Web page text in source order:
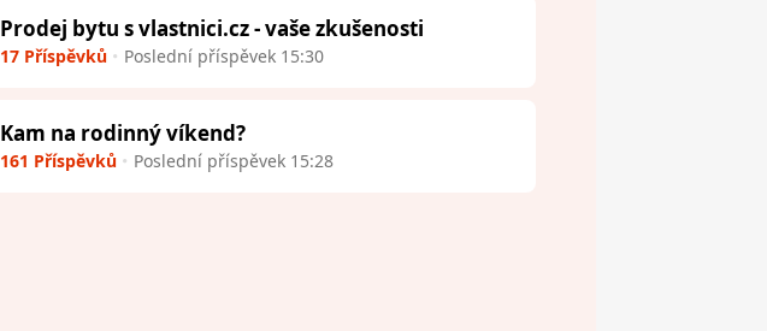
Prodej bytu s vlastnici.cz - vaše zkušenosti
17 Příspěvků Poslední příspěvek 15:30
Kam na rodinný víkend?
161 Příspěvků Poslední příspěvek 15:28